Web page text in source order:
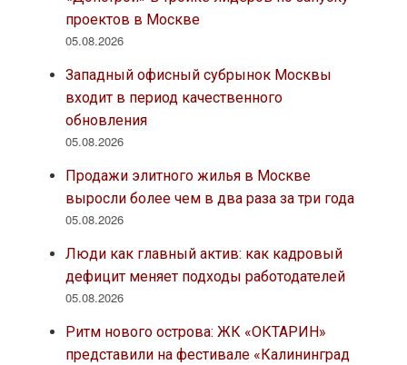
проектов в Москве
05.08.2026
Западный офисный субрынок Москвы
входит в период качественного
обновления
05.08.2026
Продажи элитного жилья в Москве
выросли более чем в два раза за три года
05.08.2026
Люди как главный актив: как кадровый
дефицит меняет подходы работодателей
05.08.2026
Ритм нового острова: ЖК «ОКТАРИН»
представили на фестивале «Калининград